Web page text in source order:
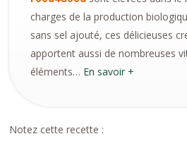
charges de la production
sans sel ajouté, ces délicieuses
apportent aussi de nombreuses
éléments… En savoir +
Notez cette recette :